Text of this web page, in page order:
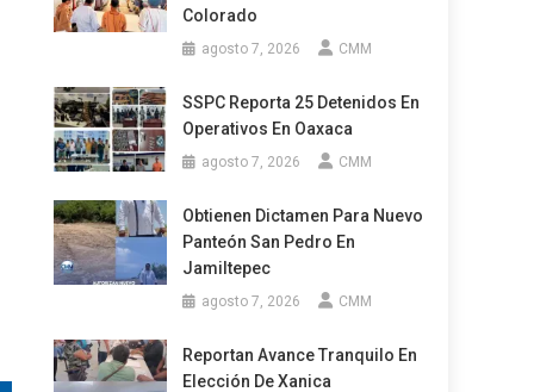
Colorado
agosto 7, 2026 CMM
SSPC Reporta 25 Detenidos En
Operativos En Oaxaca
agosto 7, 2026 CMM
Obtienen Dictamen Para Nuevo
Panteón San Pedro En
Jamiltepec
agosto 7, 2026 CMM
Reportan Avance Tranquilo En
Elección De Xanica